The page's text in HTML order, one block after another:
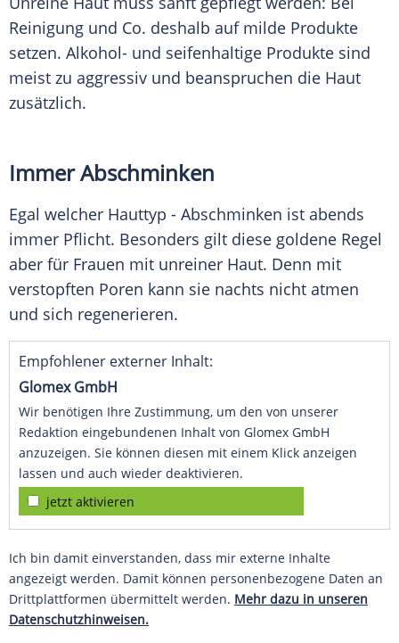
Reinigung und Co. deshalb auf milde Produkte
setzen. Alkohol- und seifenhaltige Produkte sind
meist zu aggressiv und beanspruchen die Haut
zusätzlich.
Immer Abschminken
Egal welcher Hauttyp - Abschminken ist abends
immer Pflicht. Besonders gilt diese goldene Regel
aber für Frauen mit unreiner Haut. Denn mit
verstopften Poren kann sie nachts nicht atmen
und sich regenerieren.
Empfohlener externer Inhalt:
Glomex GmbH
Wir benötigen Ihre Zustimmung, um den von unserer
Redaktion eingebundenen Inhalt von Glomex GmbH
anzuzeigen. Sie können diesen mit einem Klick anzeigen
lassen und auch wieder deaktivieren.
jetzt aktivieren
Ich bin damit einverstanden, dass mir externe Inhalte
angezeigt werden. Damit können personenbezogene Daten an
Drittplattformen übermittelt werden. Mehr dazu in unseren
Datenschutzhinweisen.